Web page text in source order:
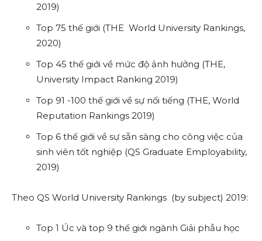
2019)
Top 75 thế giới (THE World University Rankings,
2020)
Top 45 thế giới về mức độ ảnh hưởng (THE,
University Impact Ranking 2019)
Top 91 -100 thế giới về sự nổi tiếng (THE, World
Reputation Rankings 2019)
Top 6 thế giới về sự sẵn sàng cho công việc của
sinh viên tốt nghiệp (QS Graduate Employability,
2019)
Theo QS World University Rankings (by subject) 2019:
Top 1 Úc và top 9 thế giới ngành Giải phẫu học